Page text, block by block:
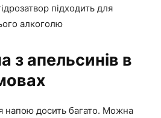
підходить для
алкоголю
з апельсинів в
напою досить багато. Можна